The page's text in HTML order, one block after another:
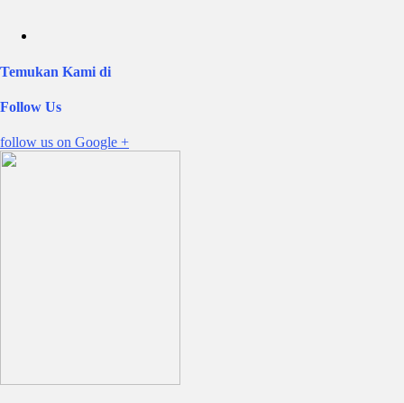
Temukan Kami di
Follow Us
follow us on Google +